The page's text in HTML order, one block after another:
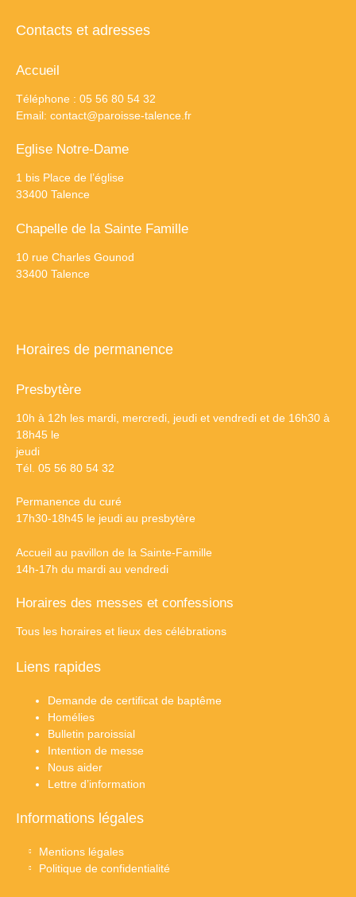
Contacts et adresses
Accueil
Téléphone : 05 56 80 54 32
Email: contact@paroisse-talence.fr
Eglise Notre-Dame
1 bis Place de l’église
33400 Talence
Chapelle de la Sainte Famille
10 rue Charles Gounod
33400 Talence
Horaires de permanence
Presbytère
10h à 12h les mardi, mercredi, jeudi et vendredi et de 16h30 à
18h45 le
jeudi
Tél. 05 56 80 54 32
Permanence du curé
17h30-18h45 le jeudi au presbytère
Accueil au pavillon de la Sainte-Famille
14h-17h du mardi au vendredi
Horaires des messes et confessions
Tous les horaires et lieux des célébrations
Liens rapides
Demande de certificat de baptême
Homélies
Bulletin paroissial
Intention de messe
Nous aider
Lettre d’information
Informations légales
Mentions légales
Politique de confidentialité